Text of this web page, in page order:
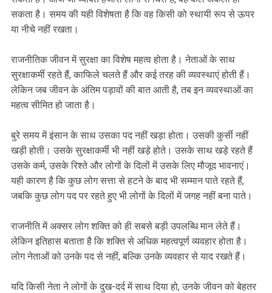
सकता है। समय की यही विशेषता है कि वह किसी को स्थायी रूप से ऊपर
या नीचे नहीं रखता।
राजनीतिक जीवन में सुरक्षा का विशेष महत्व होता है। नेताओं के साथ
सुरक्षाकर्मी रहते हैं, काफिले चलते हैं और कई तरह की व्यवस्थाएं होती हैं।
लेकिन जब जीवन के अंतिम पड़ावों की बात आती है, तब इन व्यवस्थाओं का
महत्व सीमित हो जाता है।
बुरे समय में इंसान के साथ उसका पद नहीं खड़ा होता। उसकी कुर्सी नहीं
खड़ी होती। उसके सुरक्षाकर्मी भी नहीं खड़े होते। उसके साथ खड़े रहते हैं
उसके कर्म, उसके रिश्ते और लोगों के दिलों में उसके लिए मौजूद भावनाएं।
यही कारण है कि कुछ लोग सत्ता से हटने के बाद भी सम्मान पाते रहते हैं,
जबकि कुछ लोग पद पर रहते हुए भी लोगों के दिलों में जगह नहीं बना पाते।
राजनीति में अक्सर लोग शक्ति को ही सबसे बड़ी उपलब्धि मान लेते हैं।
लेकिन इतिहास बताता है कि शक्ति से अधिक महत्वपूर्ण व्यवहार होता है।
लोग नेताओं को उनके पद से नहीं, बल्कि उनके व्यवहार से याद रखते हैं।
यदि किसी नेता ने लोगों के दुख-दर्द में साथ दिया हो, उनके जीवन को बेहतर